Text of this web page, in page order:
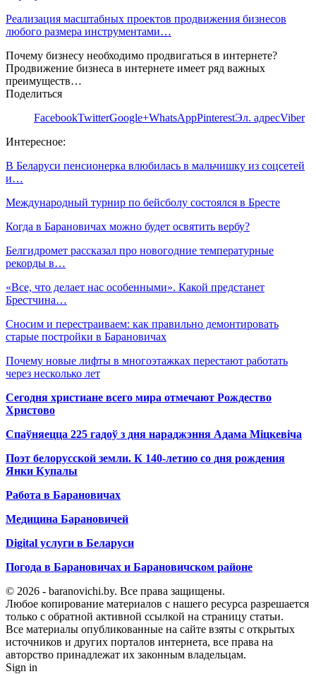
Реализация масштабных проектов продвижения бизнесов
любого размера инструментами…
Почему бизнесу необходимо продвигаться в интернете?
Продвижение бизнеса в интернете имеет ряд важных
преимуществ…
Поделиться
FacebookTwitterGoogle+WhatsAppPinterestЭл. адресViber
Интересное:
В Беларуси пенсионерка влюбилась в мальчишку из соцсетей
и…
Международный турнир по бейсболу состоялся в Бресте
Когда в Барановичах можно будет освятить вербу?
Белгидромет рассказал про новогодние температурные
рекорды в…
«Все, что делает нас особенными». Какой предстанет
Брестчина…
Сносим и перестраиваем: как правильно демонтировать
старые постройки в Барановичах
Почему новые лифты в многоэтажках перестают работать
через несколько лет
Сегодня христиане всего мира отмечают Рождество
Христово
Спаўняецца 225 гадоў з дня нараджэння Адама Міцкевіча
Поэт белорусской земли. К 140-летию со дня рождения
Янки Купалы
Работа в Барановичах
Медицина Барановичей
Digital услуги в Беларуси
Погода в Барановичах и Барановичском районе
© 2026 - baranovichi.by. Все права защищены.
Любое копирование материалов с нашего ресурса разрешается
только с обратной активной ссылкой на страницу статьи.
Все материалы опубликованные на сайте взяты с открытых
источников и других порталов интернета, все права на
авторство принадлежат их законным владельцам.
Sign in